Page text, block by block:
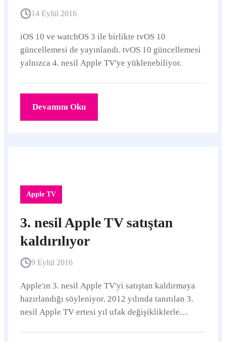
14 Eylül 2016
iOS 10 ve watchOS 3 ile birlikte tvOS 10
güncellemesi de yayınlandı. tvOS 10 güncellemesi
yalnızca 4. nesil Apple TV'ye yüklenebiliyor.
Devamını Oku
Apple TV
3. nesil Apple TV satıştan
kaldırılıyor
9 Eylül 2016
Apple'ın 3. nesil Apple TV'yi satıştan kaldırmaya
hazırlandığı söyleniyor. 2012 yılında tanıtılan 3.
nesil Apple TV ertesi yıl ufak değişikliklerle